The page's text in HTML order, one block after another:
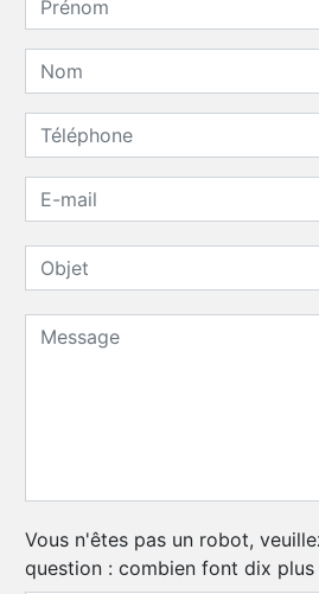
Vous n'êtes pas un robot,
question : combien font dix plus